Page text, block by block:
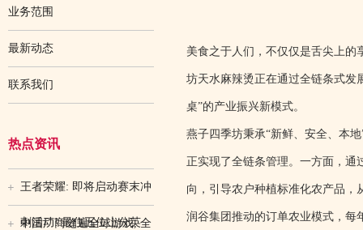
业务范围
最新动态
联系我们
热点资讯
王者荣耀: 即将启动赛末冲
刺活动! 最住五位上分英
中国厂商缝遍全球游戏, 全
美食之于人们，不仅仅是舌尖上的
坊天水麻辣烫正在通过全链条式发
桌”的产业振兴新模式。
燕子四季坊秉承“新鲜、安全、本
正实现了全链条管理。一方面，通
向，引导农户种植标准化农产品，
润谷集团推动的订单农业模式，每